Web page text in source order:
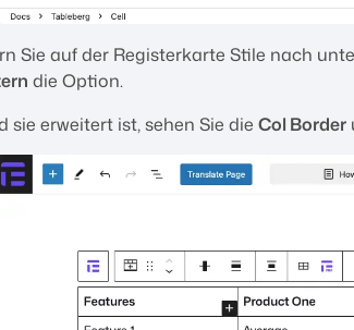
Sie auf der Registerkarte Stile nach
die Option.
sie erweitert ist, sehen Sie dieCol Border